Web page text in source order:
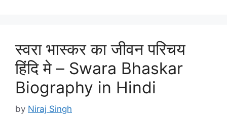
स्वरा भास्कर का जीवन परिचय
हिंदि मे – Swara Bhaskar
Biography in Hindi
by Niraj Singh